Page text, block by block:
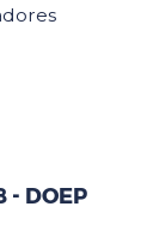
- DOEP